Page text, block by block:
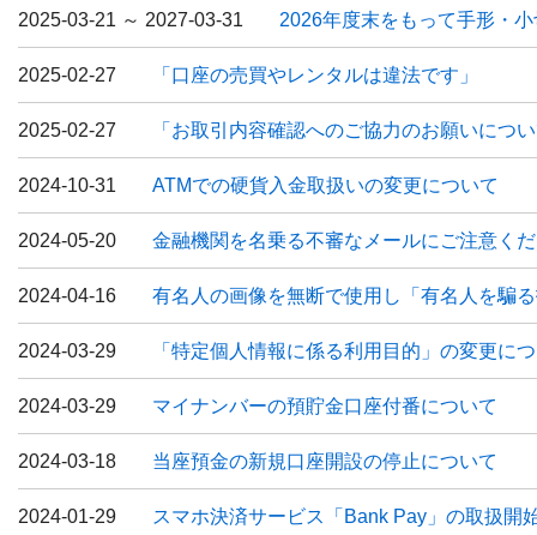
2025-03-21 ～ 2027-03-31 2026年度末をもって手形・
2025-02-27 「口座の売買やレンタルは違法です」
2025-02-27 「お取引内容確認へのご協力のお願いにつ
2024-10-31 ATMでの硬貨入金取扱いの変更について
2024-05-20 金融機関を名乗る不審なメールにご注意く
2024-04-16 有名人の画像を無断で使用し「有名人を騙
2024-03-29 「特定個人情報に係る利用目的」の変更に
2024-03-29 マイナンバーの預貯金口座付番について
2024-03-18 当座預金の新規口座開設の停止について
2024-01-29 スマホ決済サービス「Bank Pay」の取扱開